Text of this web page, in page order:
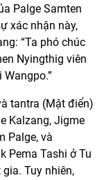
Palge Samten
xác nhận này,
“Ta phó chúc
Nyingthig viên
tantra (Mật điển)
Kalzang, Jigme
Palge, và
Pema Tashi ở Tu
Tuy nhiên,